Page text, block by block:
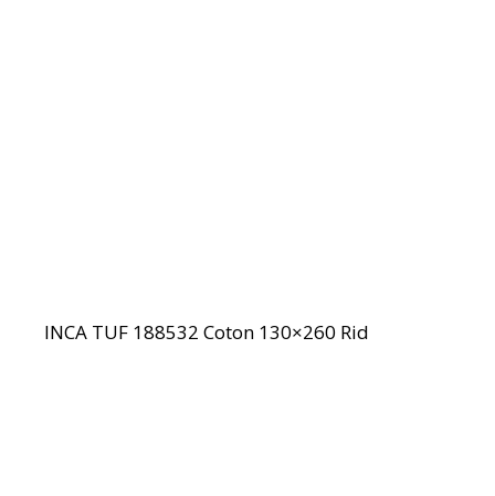
INCA TUF 188532 Coton 130×260 Rid